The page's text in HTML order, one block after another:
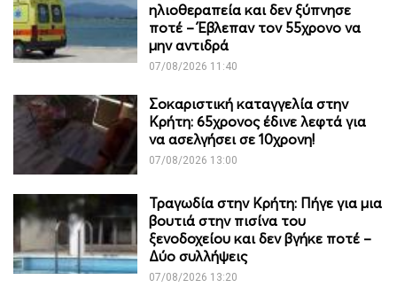
ηλιοθεραπεία και δεν ξύπνησε
ποτέ – Έβλεπαν τον 55χρονο να
μην αντιδρά
07/08/2026 11:40
Σοκαριστική καταγγελία στην
Κρήτη: 65χρονος έδινε λεφτά για
να ασελγήσει σε 10χρονη!
07/08/2026 13:00
Τραγωδία στην Κρήτη: Πήγε για μια
βουτιά στην πισίνα του
ξενοδοχείου και δεν βγήκε ποτέ –
Δύο συλλήψεις
07/08/2026 13:20